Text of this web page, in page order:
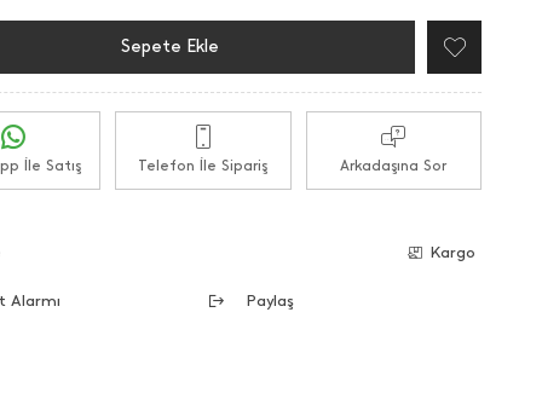
Sepete Ekle
İle Satış Telefon İle Sipariş Arkadaşına Sor
Kargo
Alarmı Paylaş